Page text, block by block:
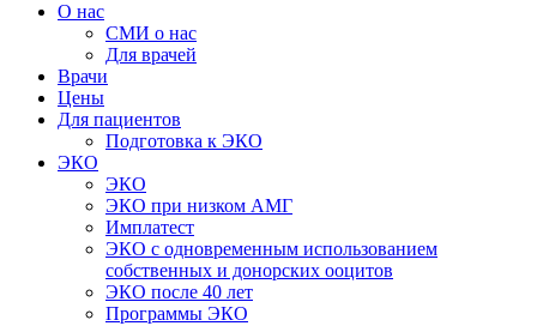
О нас
СМИ о нас
Для врачей
Врачи
Цены
Для пациентов
Подготовка к ЭКО
ЭКО
ЭКО
ЭКО при низком АМГ
Имплатест
ЭКО с одновременным использованием
собственных и донорских ооцитов
ЭКО после 40 лет
Программы ЭКО